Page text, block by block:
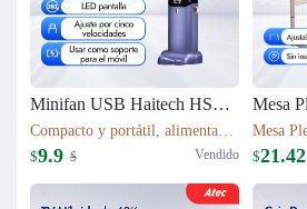
Minifan USB Haitech HSF-N15
Compacto y portátil, alimentación por USB. Rotación de 360° para ajustar la dirección del viento. Pantalla LED que muestra la velocidad. 5 niveles de velocidad ajustables. También funciona como soporte para móvil. 5 colores disponibles según inventario.
$9.9 $ Vendido $21.42